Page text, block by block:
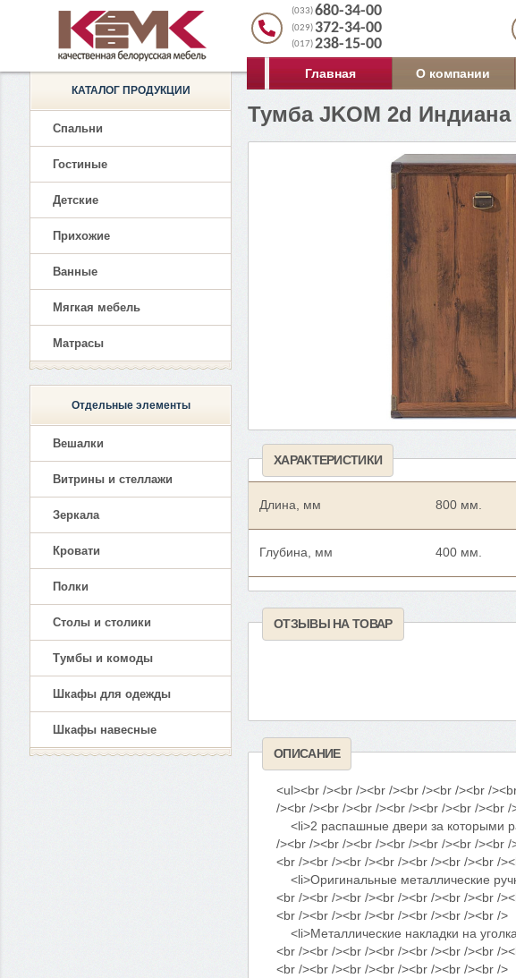
(033)680-34-00
(029) 372-34-00
(017)238-15-00
Главная О компании
Тумба JKOM 2d Индиана
ХАРАКТЕРИСТИКИ
Длина, мм 800 мм.
Глубина, мм 400 мм.
ОТЗЫВЫ НА ТОВАР
ОПИСАНИЕ
<ul><br /><br /><br /><br /><br /><br /
/><br /><br /><br /><br /><br /><br /><br
<li>2 распашные двери за которыми
/><br /><br /><br /><br /><br /><br /><br
<br /><br /><br /><br /><br /><br /><br /
<li>Оригинальные металлические
<br /><br /><br /><br /><br /><br /><br /
<br /><br /><br /><br /><br /><br /><br />
<li>Металлические накладки на
<br /><br /><br /><br /><br /><br /><br /
<br /><br /><br /><br /><br /><br /><br />
КАТАЛОГ ПРОДУКЦИИ
Спальни
Гостиные
Детские
Прихожие
Ванные
Мягкая мебель
Матрасы
Отдельные элементы
Вешалки
Витрины и стеллажи
Зеркала
Кровати
Полки
Столы и столики
Тумбы и комоды
Шкафы для одежды
Шкафы навесные